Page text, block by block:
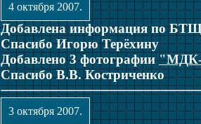
4 октября 2007.
Добавлена информация по
Спасибо Игорю Терёхину
Добавлено 3 фотографии
Спасибо В.В. Костриченко
3 октября 2007.